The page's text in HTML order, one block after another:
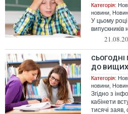
Категорія:
новини
У цьому
ДО ВИЩИХ
Категорія:
новини
Згідно з
кабінети
тисячі